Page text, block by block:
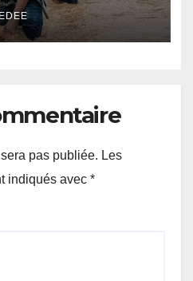
héritage des
pas publiée. Les
indiqués avec *